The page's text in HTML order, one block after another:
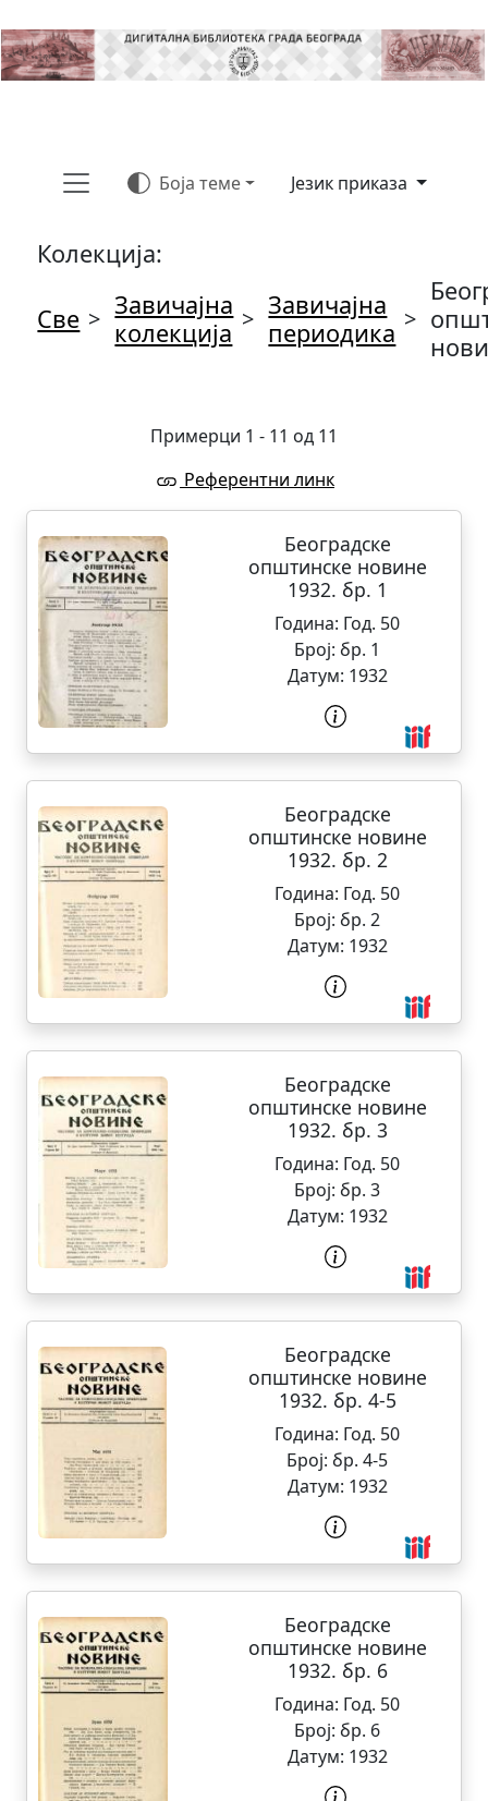
Боја теме Језик приказа
Колекција:
Све > Завичајна
колекција > Завичајна
периодика >
Примерци 1 - 11 од 11
Референтни линк
Београдске
општинске новине
1932. бр. 1
Година: Год. 50
Број: бр. 1
Датум: 1932
Београдске
општинске новине
1932. бр. 2
Година: Год. 50
Број: бр. 2
Датум: 1932
Београдске
општинске новине
1932. бр. 3
Година: Год. 50
Број: бр. 3
Датум: 1932
Београдске
општинске новине
1932. бр. 4-5
Година: Год. 50
Број: бр. 4-5
Датум: 1932
Београдске
општинске новине
1932. бр. 6
Година: Год. 50
Број: бр. 6
Датум: 1932